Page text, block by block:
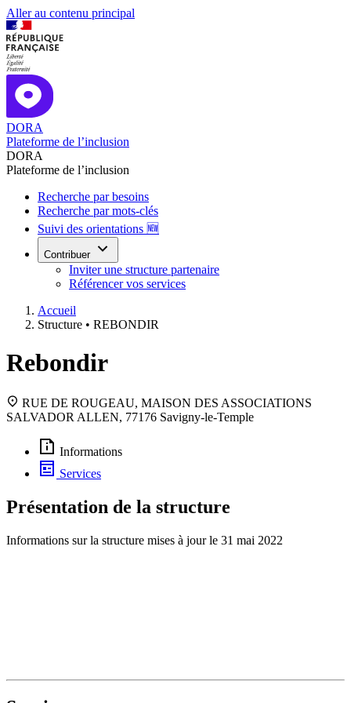
Aller au contenu principal
DORA
Plateforme de l’inclusion
DORA
Plateforme de l’inclusion
Recherche par besoins
Recherche par mots-clés
Suivi des orientations 🆕
Contribuer
Inviter une structure partenaire
Référencer vos services
Accueil
Structure • REBONDIR
Rebondir
RUE DE ROUGEAU, MAISON DES ASSOCIATIONS
SALVADOR ALLEN, 77176 Savigny-le-Temple
Informations
Services
Présentation de la structure
Informations sur la structure mises à jour le 31 mai 2022